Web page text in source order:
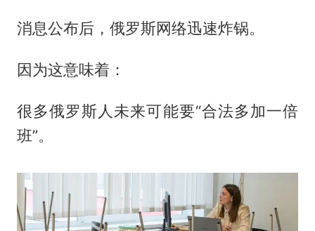
消息公布后，俄罗斯网络迅速炸锅。
因为这意味着：
很多俄罗斯人未来可能要“合法多加一倍
班”。